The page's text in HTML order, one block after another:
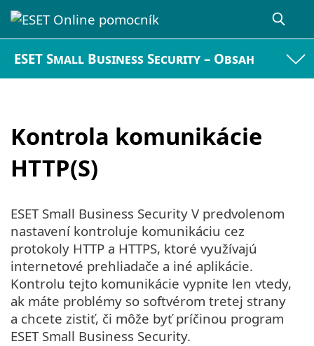
ESET Small Business Security – Obsah
Kontrola komunikácie
HTTP(S)
ESET Small Business Security V predvolenom
nastavení kontroluje komunikáciu cez
protokoly HTTP a HTTPS, ktoré využívajú
internetové prehliadače a iné aplikácie.
Kontrolu tejto komunikácie vypnite len vtedy,
ak máte problémy so softvérom tretej strany
a chcete zistiť, či môže byť príčinou program
ESET Small Business Security.